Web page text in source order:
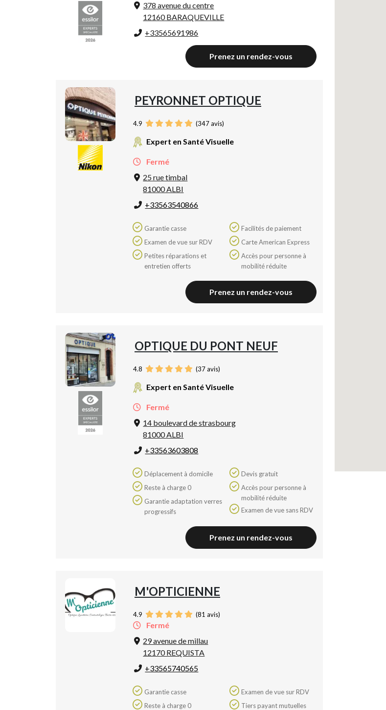
378 avenue du centre
12160 BARAQUEVILLE
+33565691986
Prenez un rendez-vous
PEYRONNET OPTIQUE
4.9 (347avis)
Expert en Santé Visuelle
Fermé
25 rue timbal
81000 ALBI
+33563540866
Garantie casse
Examen de vue sur RDV
entretien offerts
Facilités de paiement
Carte American Express
mobilité réduite
Prenez un rendez-vous
OPTIQUE DU PONT NEUF
4.8 (37avis)
Expert en Santé Visuelle
Fermé
14 boulevard de strasbourg
81000 ALBI
+33563603808
Déplacement à domicile
Reste à charge 0
progressifs
Devis gratuit
mobilité réduite
Examen de vue sans RDV
Prenez un rendez-vous
M'OPTICIENNE
4.9 (81 avis)
Fermé
29 avenue de millau
12170 REQUISTA
+33565740565
Garantie casse
Reste à charge 0
Examen de vue sur RDV
Axeptio consent